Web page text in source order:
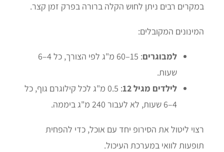
במקרים רבים ניתן לחוש הקלה ברורה בפרק זמן קצר.
המינונים המקובלים:
למבוגרים
: 15–60 מ"ג לפי הצורך, כל 4–6
שעות.
לילדים מגיל 12
: 0.5 מ"ג לכל קילוגרם גוף, כל
רצוי ליטול את הסירופ יחד עם אוכל, כדי להפחית
תופעות לוואי במערכת העיכול.